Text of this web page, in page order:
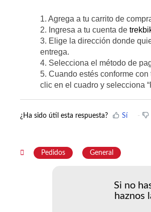
1. Agrega a tu carrito de
2. Ingresa a tu cuenta de
3. Elige la dirección donde
entrega.
4. Selecciona el método de
5. Cuando estés conforme
clic en el cuadro y selecciona
¿Ha sido útil esta respuesta? Sí
Pedidos General
Si no
haznos